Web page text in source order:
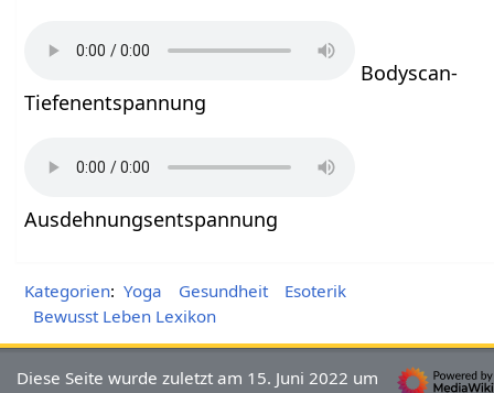
Bodyscan-
Tiefenentspannung
Ausdehnungsentspannung
Kategorien: Yoga Gesundheit
Esoterik
Bewusst Leben Lexikon
Diese Seite wurde zuletzt am 15. Juni 2022 um